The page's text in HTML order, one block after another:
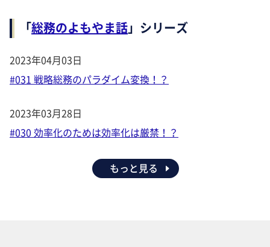
「総務のよもやま話」シリーズ
2023年04月03日
#031 戦略総務のパラダイム変換！？
2023年03月28日
#030 効率化のためは効率化は厳禁！？
もっと見る